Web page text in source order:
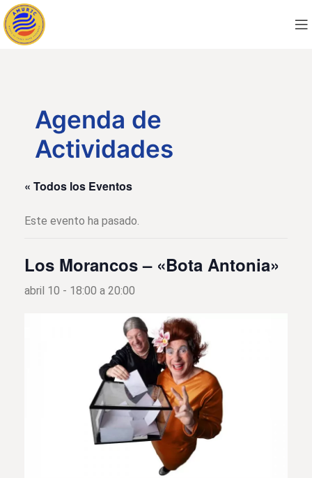
Agenda de
Actividades
« Todos los Eventos
Este evento ha pasado.
Los Morancos – «Bota Antonia»
abril 10 - 18:00 a 20:00